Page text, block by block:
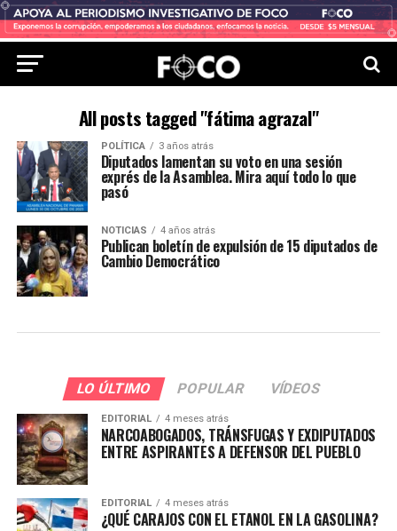
All posts tagged "fátima agrazal"
POLÍTICA 3 años atrás
Diputados lamentan su voto en una sesión
exprés de la Asamblea. Mira aquí todo lo que
pasó
NOTICIAS 4 años atrás
Publican boletín de expulsión de 15 diputados de
Cambio Democrático
LO ÚLTIMO POPULAR VÍDEOS
EDITORIAL 4 meses atrás
NARCOABOGADOS, TRÁNSFUGAS Y EXDIPUTADOS
ENTRE ASPIRANTES A DEFENSOR DEL PUEBLO
EDITORIAL 4 meses atrás
¿QUÉ CARAJOS CON EL ETANOL EN LA GASOLINA?